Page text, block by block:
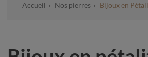
Accueil Nos pierres Bijoux en